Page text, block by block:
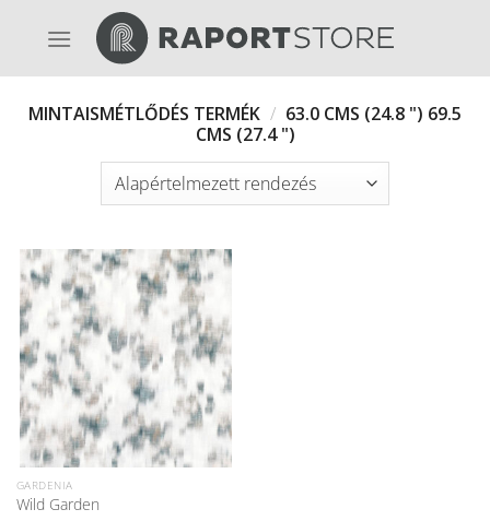
MINTAISMÉTLŐDÉS TERMÉK / 63.0 CMS (24.8 ") 69.5
CMS (27.4 ")
GARDENIA
Wild Garden